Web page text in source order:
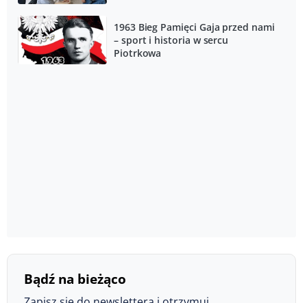
1963 Bieg Pamięci Gaja przed nami
– sport i historia w sercu
Piotrkowa
Bądź na bieżąco